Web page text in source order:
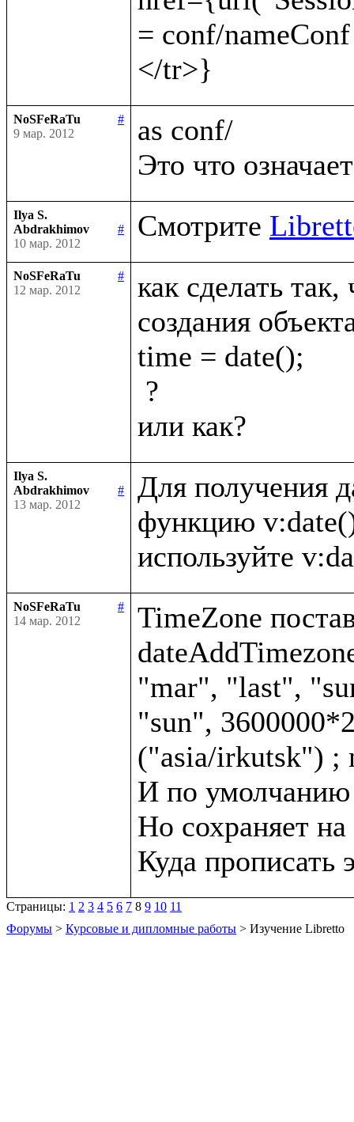
= conf/
NoSFeRaTu
#
9 мар. 2012
as conf/
Ilya S.
Abdrakhimov
#
10 мар. 2012
Смотрите
NoSFeRaTu
#
12 мар. 2012
как сделать
создания
time = date();
Ilya S.
Abdrakhimov
#
13 мар. 2012
Для получения
функцию
NoSFeRaTu
#
14 мар. 2012
TimeZone
"mar", "last",
"sun",
("asia/irkutsk") ;
И по умолчанию
Но сохраняет
Страницы: 1 2 3 4 5 6 7 8 9 10 11
Форумы > Курсовые и дипломные работы > Изучение Libretto